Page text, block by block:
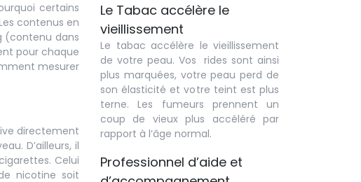
certains
contenus en
(contenu dans
pour chaque
mesurer
directement
D’ailleurs, il
Celui
nicotine soit
Le Tabac accélère le
vieillissement
Le tabac accélère le vieillissement
de votre peau. Vos rides sont ainsi
plus marquées, votre peau perd de
son élasticité et votre teint est plus
terne. Les fumeurs prennent un
coup de vieux plus accéléré par
rapport à l’âge normal.
Professionnel d’aide et